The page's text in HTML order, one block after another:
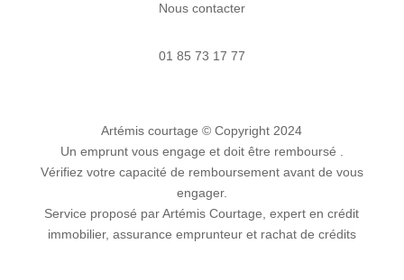
Nous contacter
01 85 73 17 77
Artémis courtage© Copyright 2024
Un emprunt vous engage et doit être remboursé .
Vérifiez votre capacité de remboursement avant de vous
engager.
Service proposé par Artémis Courtage, expert en crédit
immobilier, assurance emprunteur et rachat de crédits